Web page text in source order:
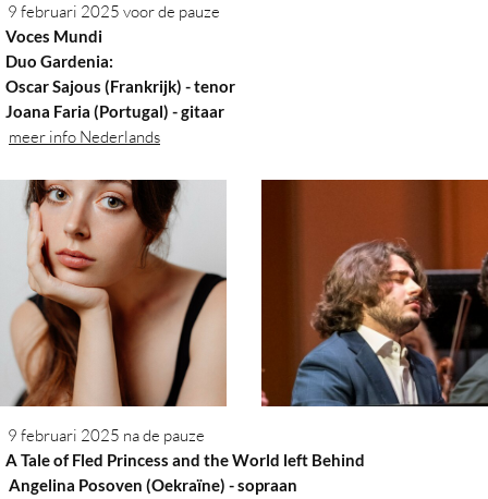
9 februari 2025 voor de pauze
Mundi
Gardenia:
Sajous (Frankrijk) - tenor
Faria (Portugal) - gitaar
meer info Nederlands
9 februari 2025 na de pauze
of Fled Princess and the World left Behind
Angelina Posoven (Oekraïne) - sopraan